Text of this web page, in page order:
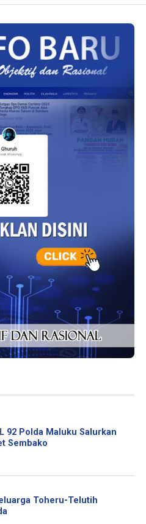
92 Polda Maluku Salurkan
Sembako
Toheru-Telutih